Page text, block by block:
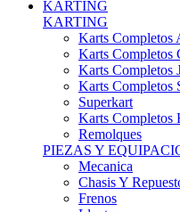
KARTING
KARTING
Karts Completos
Karts Completos
Karts Completos
Karts Completos
Superkart
Karts Completos
Remolques
PIEZAS Y
Mecanica
Chasis Y
Frenos